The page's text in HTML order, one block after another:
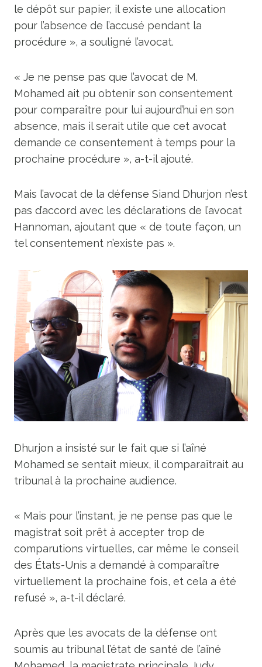
le dépôt sur papier, il existe une allocation
pour l’absence de l’accusé pendant la
procédure », a souligné l’avocat.
« Je ne pense pas que l’avocat de M.
Mohamed ait pu obtenir son consentement
pour comparaître pour lui aujourd’hui en son
absence, mais il serait utile que cet avocat
demande ce consentement à temps pour la
prochaine procédure », a-t-il ajouté.
Mais l’avocat de la défense Siand Dhurjon n’est
pas d’accord avec les déclarations de l’avocat
Hannoman, ajoutant que « de toute façon, un
tel consentement n’existe pas ».
Dhurjon a insisté sur le fait que si l’aîné
Mohamed se sentait mieux, il comparaîtrait au
tribunal à la prochaine audience.
« Mais pour l’instant, je ne pense pas que le
magistrat soit prêt à accepter trop de
comparutions virtuelles, car même le conseil
des États-Unis a demandé à comparaître
virtuellement la prochaine fois, et cela a été
refusé », a-t-il déclaré.
Après que les avocats de la défense ont
soumis au tribunal l’état de santé de l’aîné